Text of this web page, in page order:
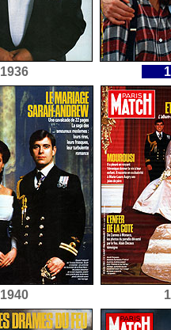
1936
1940